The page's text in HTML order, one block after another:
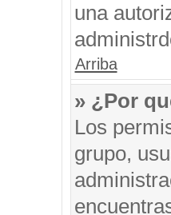
una
Arriba
» ¿Por
Los
grupo,